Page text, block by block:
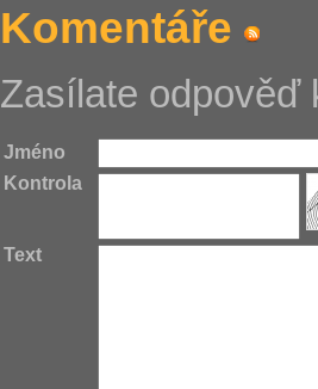
Komentáře
Zasílate odpověď
Jméno
Kontrola
Text